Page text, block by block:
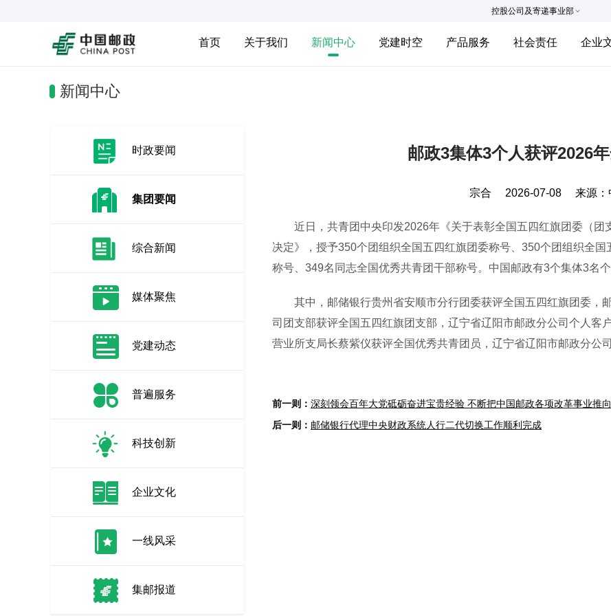
控股公司及寄递事业部
首页 关于我们 新闻中心 党建时空 产品服务 社会责任 企业
新闻中心
时政要闻
集团要闻
综合新闻
媒体聚焦
党建动态
普遍服务
科技创新
企业文化
一线风采
集邮报道
邮政3集体3个人获评2026
宗合 2026-07-08 来源：
近日，共青团中央印发2026年《关于表彰全国五四红旗团委（团
决定》，授予350个团组织全国五四红旗团委称号、350个团组织全
称号、349名同志全国优秀共青团干部称号。中国邮政有3个集体3名个
其中，邮储银行贵州省安顺市分行团委获评全国五四红旗团委，
司团支部获评全国五四红旗团支部，辽宁省辽阳市邮政分公司个人客
营业所支局长蔡紫仪获评全国优秀共青团员，辽宁省辽阳市邮政分公
深刻领会百年大党砥砺奋进宝贵经验 不断把中国邮政各项改革事业推
邮储银行代理中央财政系统人行二代切换工作顺利完成